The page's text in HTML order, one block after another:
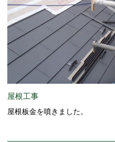
屋根工事
屋根板金を噴きました。